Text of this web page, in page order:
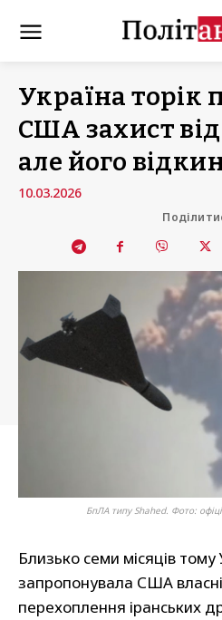
Україна торік
США захист
але його
10.03.2026
БпЛА типу Shahed. Фото:
Близько семи місяців тому
запропонувала США власні
перехоплення іранських